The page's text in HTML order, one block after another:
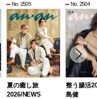
No. 2505
夏の癒し旅
2026/NEWS
No. 2504
整う腸活
島健